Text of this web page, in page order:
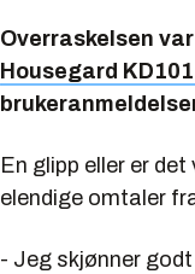
Overraskelsen
Housegard
En glipp eller er
elendige omtaler
- Jeg skjønner